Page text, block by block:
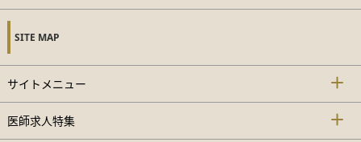
SITE MAP
サイトメニュー
医師求人特集